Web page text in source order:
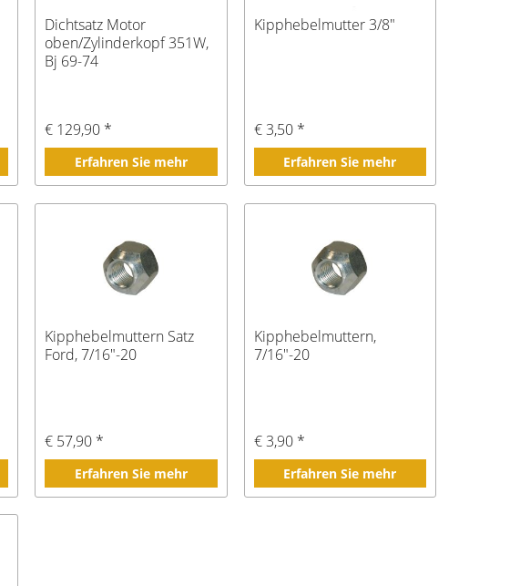
Dichtsatz Motor
oben/Zylinderkopf 351W,
Bj 69-74
€ 129,90 *
Erfahren Sie mehr
Kipphebelmutter 3/8"
€ 3,50 *
Erfahren Sie mehr
Kipphebelmuttern Satz
Ford, 7/16"-20
€ 57,90 *
Erfahren Sie mehr
Kipphebelmuttern,
7/16"-20
€ 3,90 *
Erfahren Sie mehr